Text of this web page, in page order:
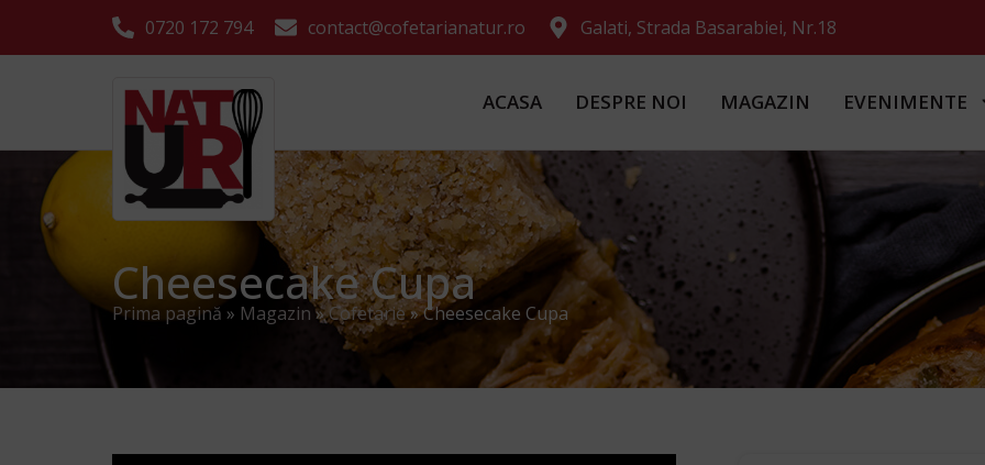
0720 172 794 contact@cofetarianatur.ro Galati, Strada Basarabiei, Nr.18
ACASA DESPRE NOI MAGAZIN EVENIMENTE
Cheesecake Cupa
Prima pagină » Magazin »Cofetarie»Cheesecake Cupa